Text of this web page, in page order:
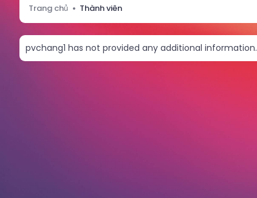
Trang chủ Thành viên
pvchang1 has not provided any additional information.